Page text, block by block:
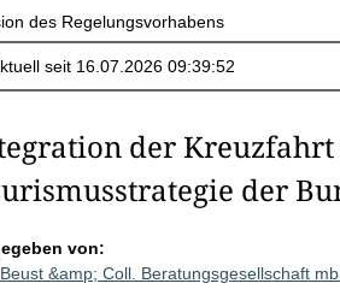
des Regelungsvorhabens
der
der
von:
&amp; Coll. Beratungsgesellschaft